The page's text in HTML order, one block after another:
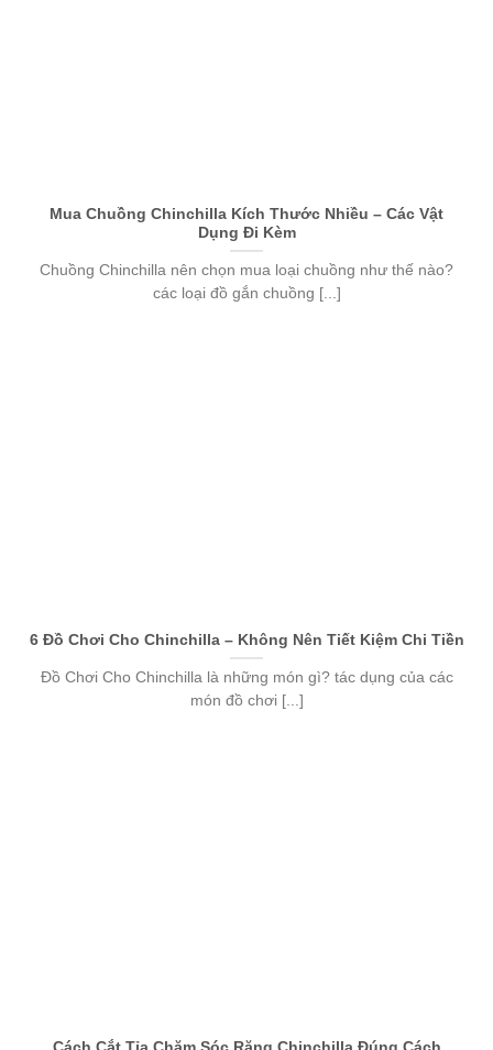
Mua Chuồng Chinchilla Kích Thước Nhiều – Các Vật
Dụng Đi Kèm
Chuồng Chinchilla nên chọn mua loại chuồng như thế nào?
các loại đồ gắn chuồng [...]
6 Đồ Chơi Cho Chinchilla – Không Nên Tiết Kiệm Chi Tiền
Đồ Chơi Cho Chinchilla là những món gì? tác dụng của các
món đồ chơi [...]